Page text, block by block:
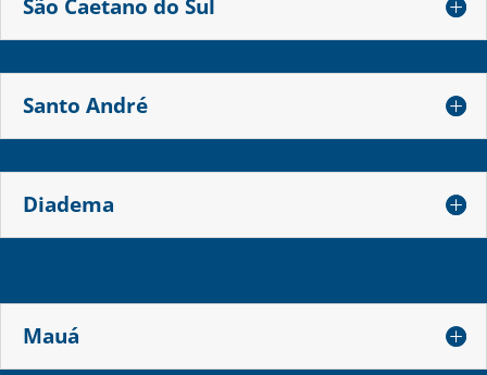
São Caetano do Sul
Santo André
Diadema
Mauá